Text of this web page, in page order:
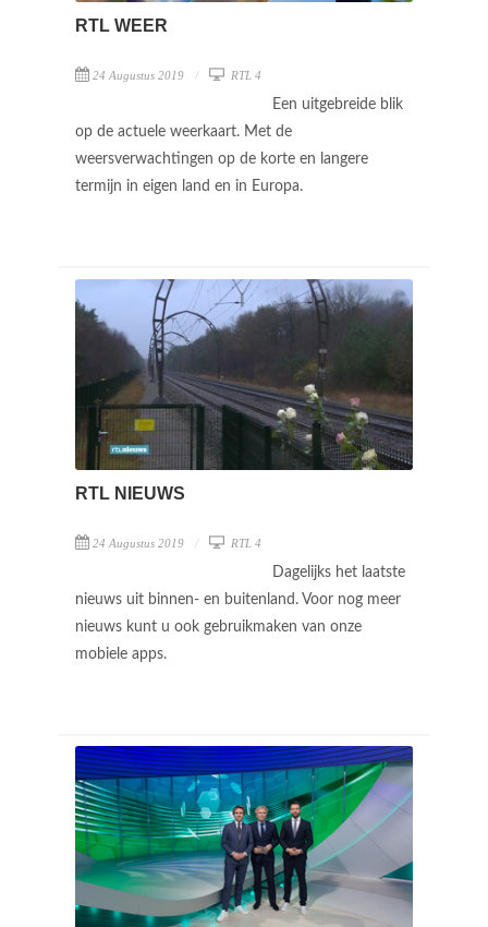
RTL WEER
24 Augustus 2019 RTL 4
Een uitgebreide blik
op de actuele weerkaart. Met de
weersverwachtingen op de korte en langere
termijn in eigen land en in Europa.
RTL NIEUWS
24 Augustus 2019 RTL 4
Dagelijks het laatste
nieuws uit binnen- en buitenland. Voor nog meer
nieuws kunt u ook gebruikmaken van onze
mobiele apps.